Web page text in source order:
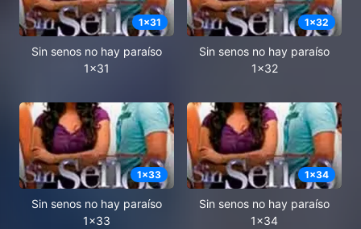
1x31
Sin senos no hay paraíso
1x31
1x32
Sin senos no hay paraíso
1x32
1x33
Sin senos no hay paraíso
1x33
1x34
Sin senos no hay paraíso
1x34